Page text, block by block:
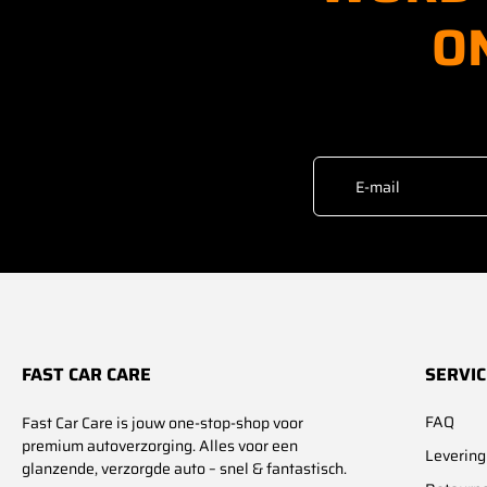
E-mail
FAST CAR CARE
Fast Car Care is jouw one-stop-shop voor
premium autoverzorging. Alles voor een
glanzende, verzorgde auto – snel & fantastisch.
FAQ
Levering